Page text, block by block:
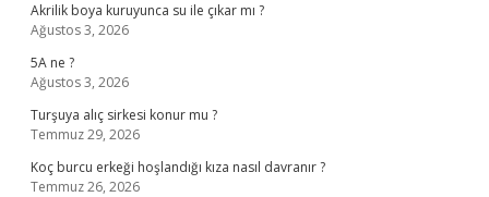
Akrilik boya kuruyunca su ile çıkar mı ?
Ağustos 3, 2026
5A ne ?
Ağustos 3, 2026
Turşuya alıç sirkesi konur mu ?
Temmuz 29, 2026
Koç burcu erkeği hoşlandığı kıza nasıl davranır ?
Temmuz 26, 2026